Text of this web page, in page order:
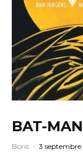
BAT-
Boris · 3